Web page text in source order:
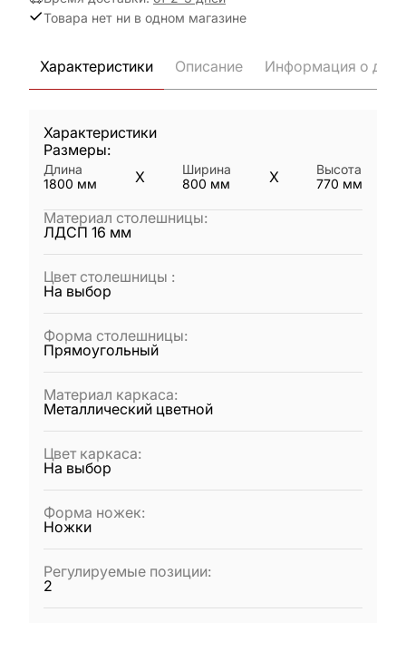
Товара нет ни в одном магазине
Характеристики Описание Информация о
Характеристики
Размеры:
Длина
1800 мм X
Ширина
800 мм X
Высота
770 мм
Материал столешницы:
ЛДСП 16 мм
Цвет столешницы :
На выбор
Форма столешницы:
Прямоугольный
Материал каркаса:
Металлический цветной
Цвет каркаса:
На выбор
Форма ножек:
Ножки
Регулируемые позиции:
2